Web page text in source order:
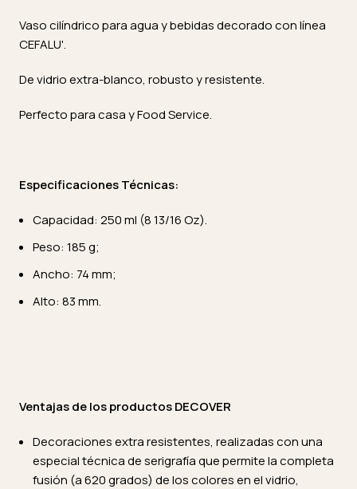
Vaso cilíndrico para agua y bebidas decorado con línea
CEFALU'.
De vidrio extra-blanco, robusto y resistente.
Perfecto para casa y Food Service.
Especificaciones Técnicas:
Capacidad: 250 ml (8 13/16 Oz).
Peso: 185 g;
Ancho: 74 mm;
Alto: 83 mm.
Ventajas de los productos DECOVER
Decoraciones extra resistentes, realizadas con una
especial técnica de serigrafía que permite la completa
fusión (a 620 grados) de los colores en el vidrio,